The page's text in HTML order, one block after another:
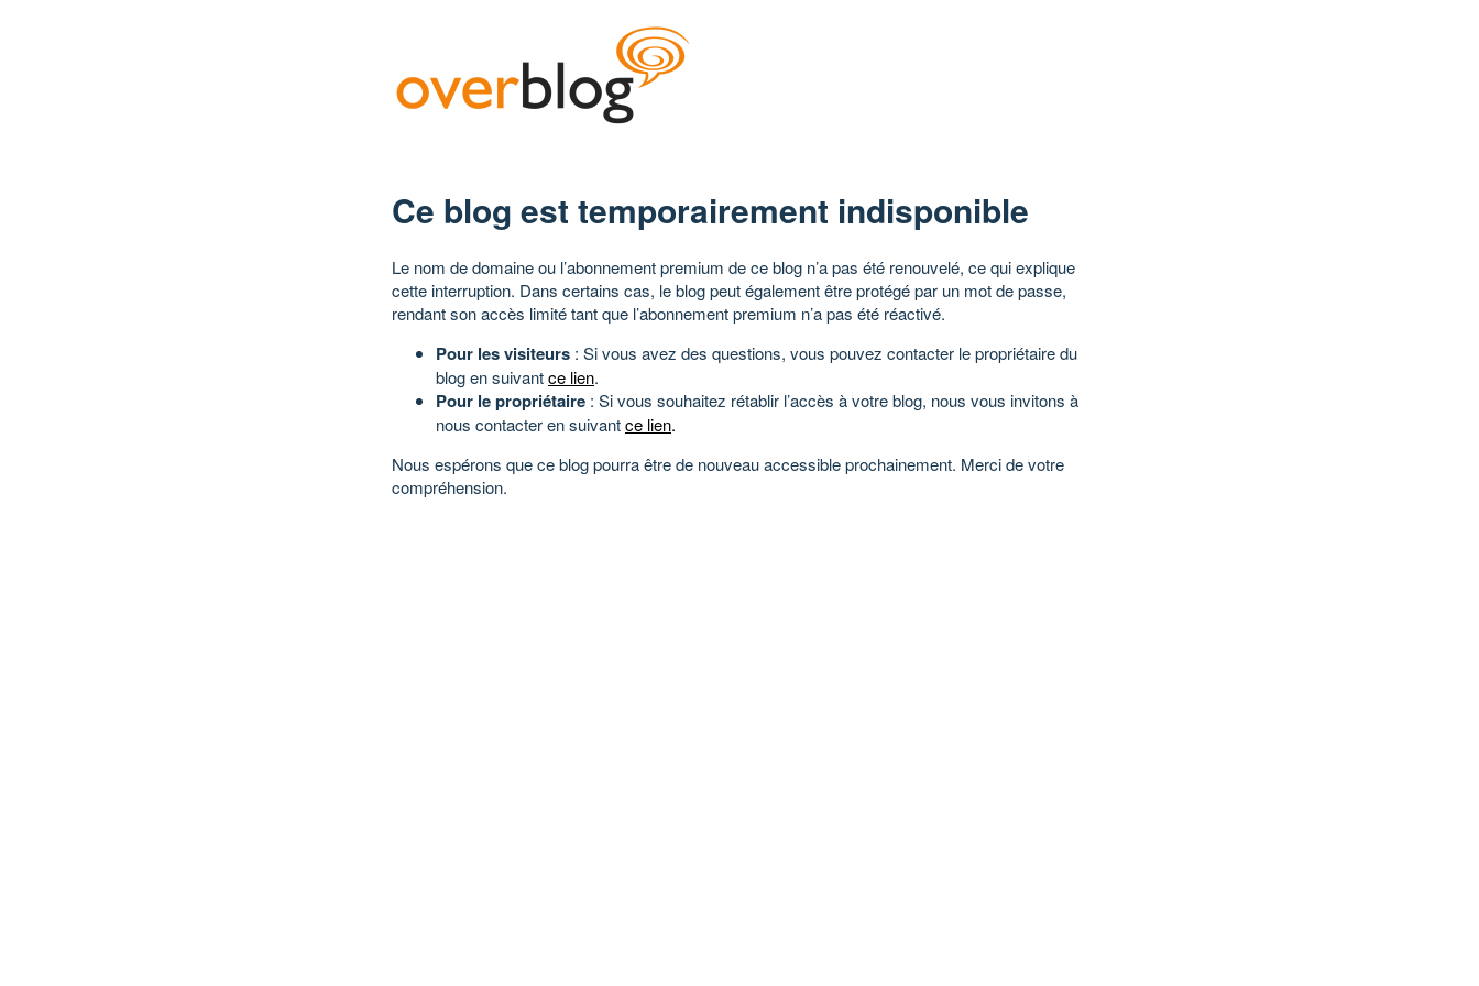
Ce blog est temporairement indisponible
Le nom de domaine ou l’abonnement premium de ce blog n’a pas été renouvelé, ce qui explique
cette interruption. Dans certains cas, le blog peut également être protégé par un mot de passe,
rendant son accès limité tant que l’abonnement premium n’a pas été réactivé.
Pour les visiteurs : Si vous avez des questions, vous pouvez contacter le propriétaire du
blog en suivantce lien.
Pour le propriétaire : Si vous souhaitez rétablir l’accès à votre blog, nous vous invitons à
nous contacter en suivantce lien.
Nous espérons que ce blog pourra être de nouveau accessible prochainement. Merci de votre
compréhension.